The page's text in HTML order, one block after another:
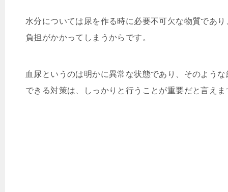
水分については尿を作る時に必要不可欠な物質であ
負担がかかってしまうからです。
血尿というのは明かに異常な状態であり、そのよう
できる対策は、しっかりと行うことが重要だと言えま